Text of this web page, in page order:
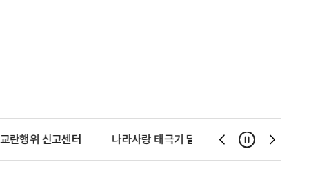
란행위 신고센터 나라사랑 태극기 달기 운동 천사운동
슬
라
슬
라
일시정지